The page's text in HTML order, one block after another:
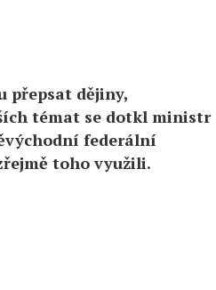
přepsat dějiny,
témat se dotkl ministr
federální
toho využili.